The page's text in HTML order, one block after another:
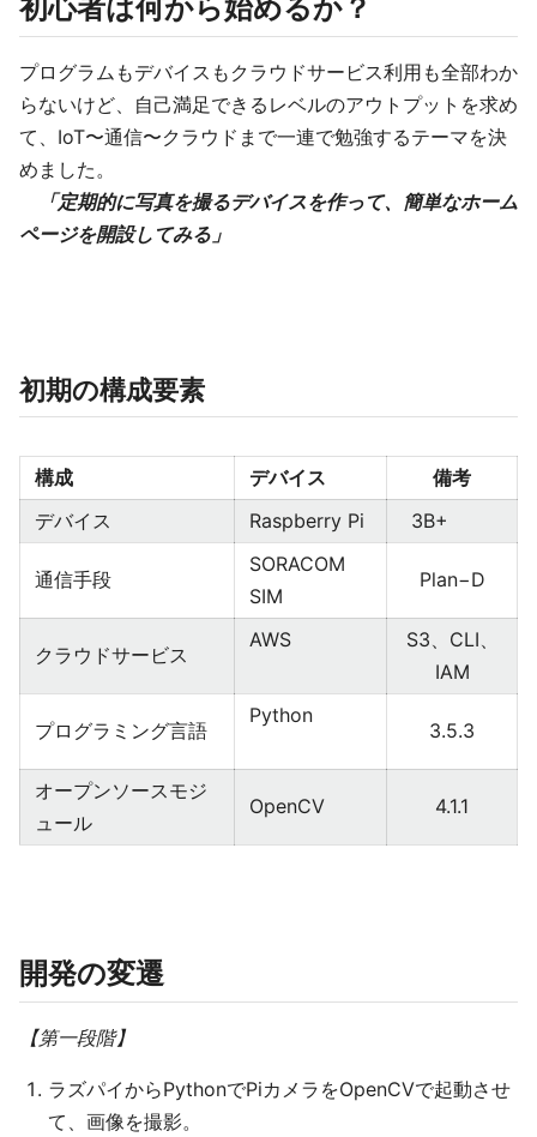
初心者は何から始めるか？
プログラムもデバイスもクラウドサービス利用も全部わか
らないけど、自己満足できるレベルのアウトプットを求め
て、IoT〜通信〜クラウドまで一連で勉強するテーマを決
めました。
「定期的に写真を撮るデバイスを作って、簡単なホーム
ページを開設してみる」
初期の構成要素
構成 デバイス
備考
デバイス
Raspberry Pi 3B+
通信手段
SORACOM
SIM
Plan−D
クラウドサービス
AWS
S3、CLI、
IAM
プログラミング言語
Python
3.5.3
オープンソースモジ
ュール
OpenCV 4.1.1
開発の変遷
【第一段階】
ラズパイからPythonでPiカメラをOpenCVで起動させ
て、画像を撮影。